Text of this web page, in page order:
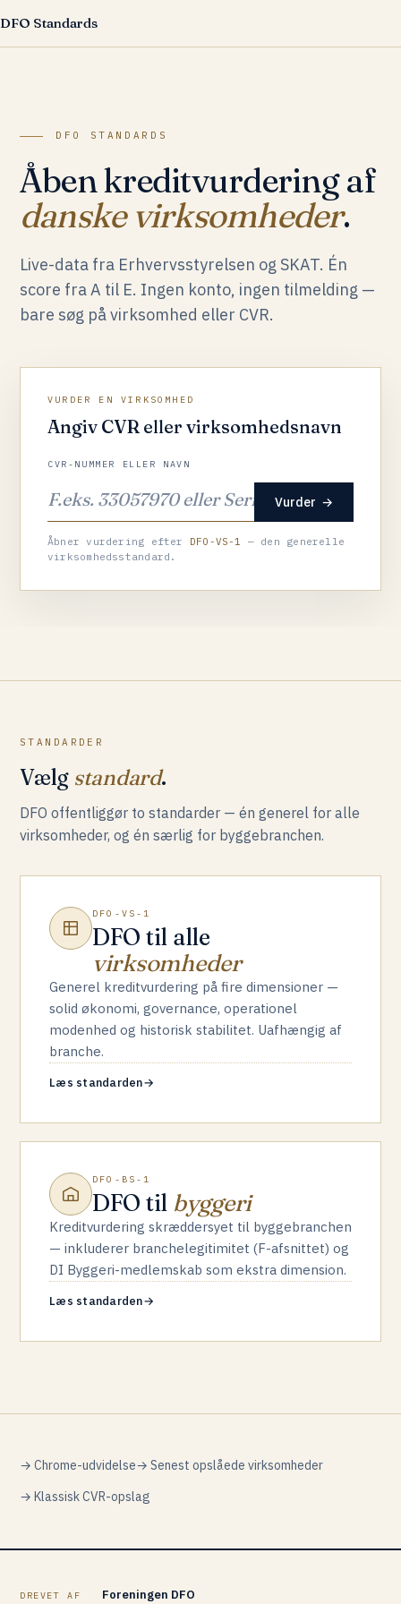
DFO Standards
DFO STANDARDS
Åben kreditvurdering af
danske virksomheder.
Live-data fra Erhvervsstyrelsen og SKAT. Én
score fra A til E. Ingen konto, ingen tilmelding —
bare søg på virksomhed eller CVR.
VURDER EN VIRKSOMHED
Angiv CVR eller virksomhedsnavn
CVR-NUMMER ELLER NAVN
Vurder →
Åbner vurdering efter DFO-VS-1
— den generelle
virksomhedsstandard.
STANDARDER
Vælg standard.
DFO offentliggør to standarder — én generel for alle
virksomheder, og én særlig for byggebranchen.
DFO-VS-1
DFO til alle
virksomheder
Generel kreditvurdering på fire dimensioner —
solid økonomi, governance, operationel
modenhed og historisk stabilitet. Uafhængig af
branche.
Læs standarden→
DFO-BS-1
DFO til byggeri
Kreditvurdering skræddersyet til byggebranchen
— inkluderer branchelegitimitet (F-afsnittet) og
DI Byggeri-medlemskab som ekstra dimension.
Læs standarden→
→ Chrome-udvidelse→ Senest opslåede virksomheder
→ Klassisk CVR-opslag
DREVET AF Foreningen DFO